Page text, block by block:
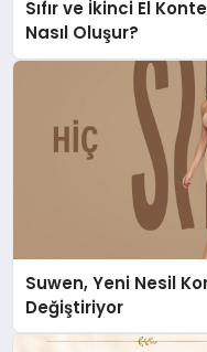
Sıfır ve İkinci El
Nasıl Oluşur?
Suwen, Yeni Nesil
Değiştiriyor